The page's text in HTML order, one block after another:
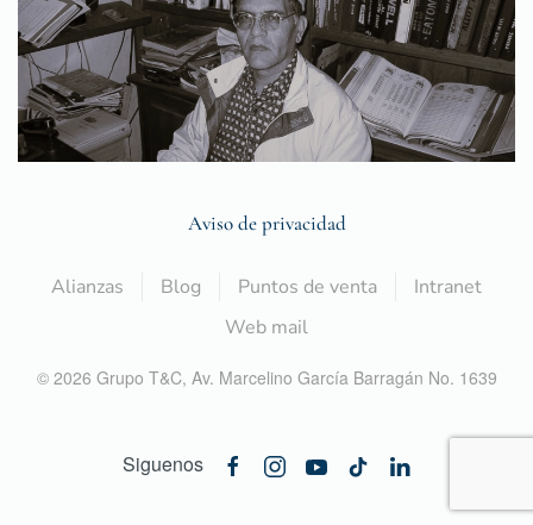
Aviso de privacidad
Alianzas Blog Puntos de venta
Intranet
Web mail
© 2026 Grupo T&C, Av. Marcelino García Barragán No. 1639
Siguenos